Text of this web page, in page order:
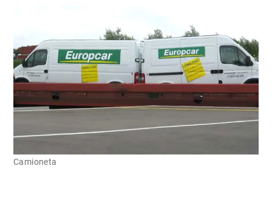
Camioneta